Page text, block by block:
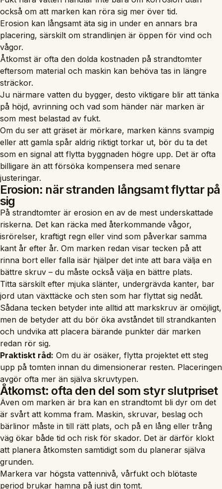
också om att marken kan röra sig mer över tid.
Erosion kan långsamt äta sig in under en annars bra
placering, särskilt om strandlinjen är öppen för vind och
vågor.
Åtkomst är ofta den dolda kostnaden på strandtomter
eftersom material och maskin kan behöva tas in längre
sträckor.
Ju närmare vatten du bygger, desto viktigare blir att tänka
på höjd, avrinning och vad som händer när marken är
som mest belastad av fukt.
Om du ser att gräset är mörkare, marken känns svampig
eller att gamla spår aldrig riktigt torkar ut, bör du ta det
som en signal att flytta byggnaden högre upp. Det är ofta
billigare än att försöka kompensera med senare
justeringar.
Erosion: när stranden långsamt flyttar på
sig
På strandtomter är erosion en av de mest underskattade
riskerna. Det kan räcka med återkommande vågor,
isrörelser, kraftigt regn eller vind som påverkar samma
kant år efter år. Om marken redan visar tecken på att
rinna bort eller falla isär hjälper det inte att bara välja en
bättre skruv – du måste också välja en bättre plats.
Titta särskilt efter mjuka slänter, undergrävda kanter, bar
jord utan växttäcke och sten som har flyttat sig nedåt.
Sådana tecken betyder inte alltid att markskruv är omöjligt,
men de betyder att du bör öka avståndet till strandkanten
och undvika att placera bärande punkter där marken
redan rör sig.
Praktiskt råd: Om du är osäker, flytta projektet ett steg
upp på tomten innan du dimensionerar resten. Placeringen
avgör ofta mer än själva skruvtypen.
Åtkomst: ofta den del som styr slutpriset
Även om marken är bra kan en strandtomt bli dyr om det
är svårt att komma fram. Maskin, skruvar, beslag och
bärlinor måste in till rätt plats, och på en lång eller trång
väg ökar både tid och risk för skador. Det är därför klokt
att planera åtkomsten samtidigt som du planerar själva
grunden.
Markera var högsta vattennivå, vårfukt och blötaste
period brukar hamna på just din tomt.